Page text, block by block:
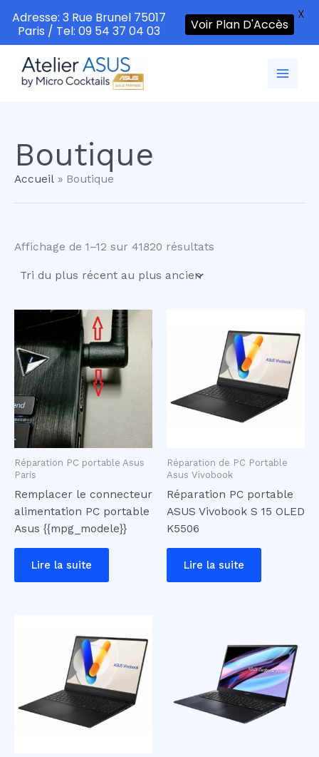
contenu
Boutique
Accueil Boutique
Affichage de 1–12 sur 41820 résultats
Réparation PC portable Asus
Paris
Remplacer le connecteur
alimentation PC portable
Asus {{mpg_modele}}
Lire la suite
Réparation de PC Portable
Asus Vivobook
Réparation PC portable
ASUS Vivobook S 15 OLED
K5506
Lire la suite
Adresse: 3 Rue Brunel 75017
Paris / Tel: 09 54 37 04 03
Voir Plan D'Accès
X